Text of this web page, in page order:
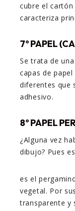
cubre el cartón
caracteriza
7º PAPEL
Se trata de
capas de
diferentes que
adhesivo.
8º PAPEL
¿Alguna vez
dibujo? Pues
es el
vegetal. Por
transparente y